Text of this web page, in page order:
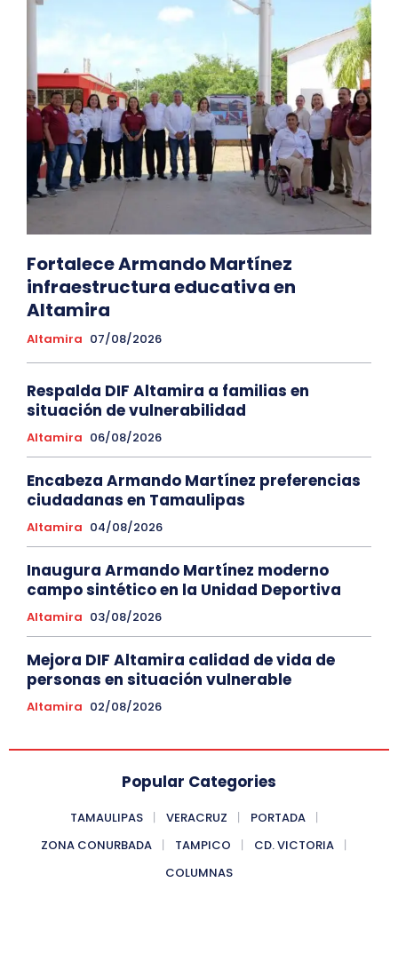
Fortalece Armando Martínez
infraestructura educativa en
Altamira
Altamira 07/08/2026
Respalda DIF Altamira a familias en
situación de vulnerabilidad
Altamira 06/08/2026
Encabeza Armando Martínez preferencias
ciudadanas en Tamaulipas
Altamira 04/08/2026
Inaugura Armando Martínez moderno
campo sintético en la Unidad Deportiva
Altamira 03/08/2026
Mejora DIF Altamira calidad de vida de
personas en situación vulnerable
Altamira 02/08/2026
Popular Categories
TAMAULIPAS VERACRUZ
PORTADA
ZONA CONURBADA
TAMPICO
CD. VICTORIA
COLUMNAS